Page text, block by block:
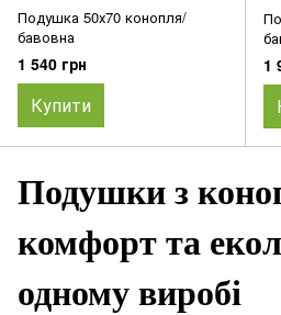
Подушка 50х70 конопля/
бавовна
1 540 грн
Купити
1
Подушки з
комфорт та
одному виробі